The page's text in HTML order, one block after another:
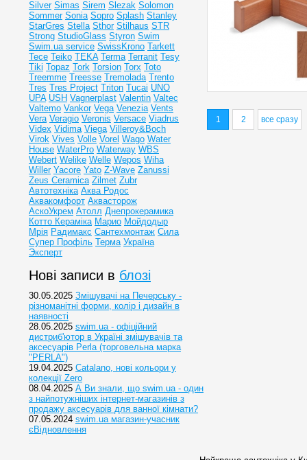
1 2 все сразу
Silver Simas Sirem Slezak Solomon
Sommer Sonia Sopro Splash Stanley
StarGres Stella Sthor Stilhaus STR
Strong StudioGlass Styron Swim
Swim.ua service SwissKrono Tarkett
Tece Teiko TEKA Terma Terranit Tesy
Tiki Topaz Tork Torsion Torx Toto
Treemme Treesse Tremolada Trento
Tres Tres Project Triton Tucai UNO
UPA USH Vagnerplast Valentin Valtec
Valtemo Vankor Vega Venezia Vents
Vera Veragio Veronis Versace Viadrus
Videx Vidima Viega Villeroy&Boch
Virok Vives Volle Vorel Wago Water
House WaterPro Waterway WBS
Webert Welike Welle Wepos Wiha
Willer Yacore Yato Z-Wave Zanussi
Zeus Ceramica Zilmet Zubr
Автотехніка Аква Родос
Аквакомфорт Аквасторож
АскоУкрем Атолл Днепрокерамика
Котто Кераміка Марио Мойдодыр
Мрія Радимакс Сантехмонтаж Сила
Супер Профіль Терма Україна
Эксперт
Нові записи в блозі
30.05.2025 Змішувачі на Печерську -
різноманітні форми, колір і дизайн в
наявності
28.05.2025 swim.ua - офіційний
дистриб'ютор в Україні змішувачів та
аксесуарів Perla (торговельна марка
"PERLA")
19.04.2025 Catalano, нові кольори у
колекції Zero
08.04.2025 А Ви знали, що swim.ua - один
з найпотужніших інтернет-магазинів з
продажу аксесуарів для ванної кімнати?
07.05.2024 swim.ua магазин-учасник
єВідновлення